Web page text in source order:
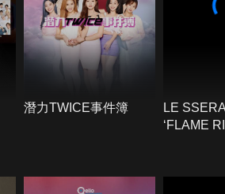
潛力TWICE事件簿
LE
‘FLAME